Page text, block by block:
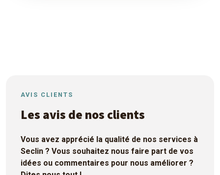
AVIS CLIENTS
Les avis de nos clients
Vous avez apprécié la qualité de nos services à
Seclin ? Vous souhaitez nous faire part de vos
idées ou commentaires pour nous améliorer ?